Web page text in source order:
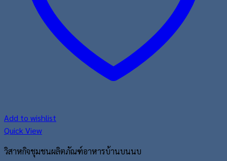
Add to wishlist
Quick View
วิสาหกิจชุมชนผลิตภัณฑ์อาหารบ้านบนนบ